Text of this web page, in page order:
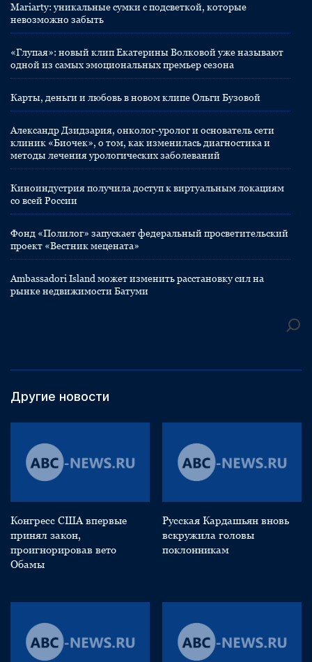
Mariarty: уникальные сумки с подсветкой, которые
невозможно забыть
«Глупая»: новый клип Екатерины Волковой уже называют
одной из самых эмоциональных премьер сезона
Карты, деньги и любовь в новом клипе Ольги Бузовой
Александр Дзидзария, онколог-уролог и основатель сети
клиник «Биочек», о том, как изменилась диагностика и
методы лечения урологических заболеваний
Киноиндустрия получила доступ к виртуальным локациям
со всей России
Фонд «Полилог» запускает федеральный просветительский
проект «Вестник мецената»
Ambassadori Island может изменить расстановку сил на
рынке недвижимости Батуми
Другие новости
Конгресс США впервые
принял закон,
проигнорировав вето
Обамы
Русская Кардашьян вновь
вскружила головы
поклонникам